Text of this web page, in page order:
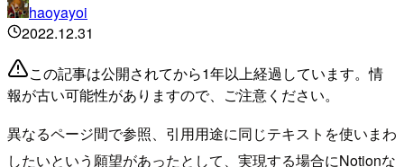
haoyayoi
2022.12.31
この記事は公開されてから1年以上経過しています。情
報が古い可能性がありますので、ご注意ください。
異なるページ間で参照、引用用途に同じテキストを使いまわ
したいという願望があったとして、実現する場合にNotionな